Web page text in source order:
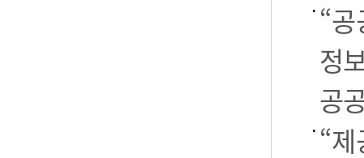
“
정
공
“